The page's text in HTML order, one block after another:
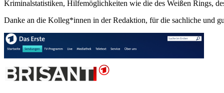
Kriminalstatistiken, Hilfemöglichkeiten wie die des Weißen Rings,
Danke an die Kolleg*innen in der Redaktion, für die sachliche und